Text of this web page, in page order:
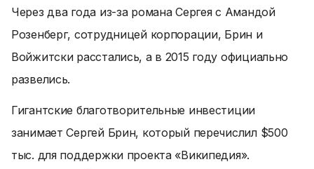
Через два года из-за романа Сергея с Амандой
Розенберг, сотрудницей корпорации, Брин и
Войжитски расстались, а в 2015 году официально
развелись.
Гигантские благотворительные инвестиции
занимает Сергей Брин, который перечислил $500
тыс. для поддержки проекта «Википедия».